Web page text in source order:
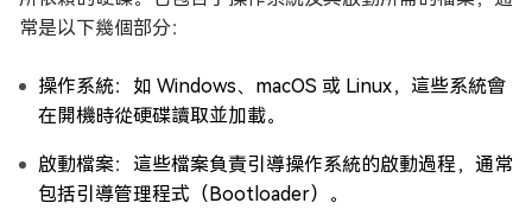
常是以下幾個部分：
操作系統：如 Windows、macOS 或 Linux，這些系統會
在開機時從硬碟讀取並加載。
啟動檔案：這些檔案負責引導操作系統的啟動過程，通常
包括引導管理程式（Bootloader）。